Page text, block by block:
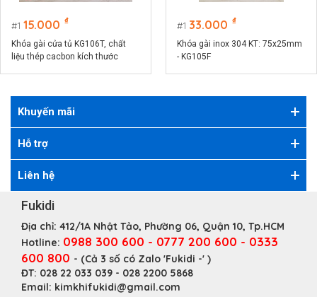
1 15.000 ₫
Khóa gài cửa tủ KG106T, chất
liệu thép cacbon kích thước
1 33.000 ₫
Khóa gài inox 304 KT: 75x25mm
- KG105F
Khuyến mãi
Hỗ trợ
Liên hệ
Fukidi
Địa chỉ: 412/1A Nhật Tảo, Phường 06, Quận 10, Tp.HCM
Hotline: 0988 300 600 - 0777 200 600 - 0333
600 800 - (Cả 3 số có Zalo 'Fukidi -' )
ĐT: 028 22 033 039 - 028 2200 5868
Email: kimkhifukidi@gmail.com